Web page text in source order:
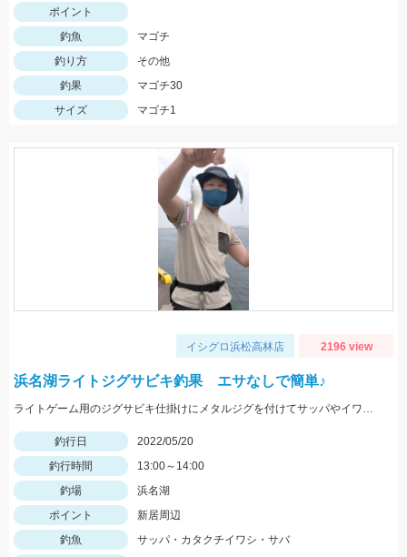
ポイント
釣魚
マゴチ
釣り方
その他
釣果
マゴチ30
サイズ
マゴチ1
イシグロ浜松高林店 2196 view
浜名湖ライトジグサビキ釣果 エサなしで簡単♪
ライトゲーム用のジグサビキ仕掛けにメタルジグを付けてサッパやイワシ、コサバなどがお手軽に狙えますよ♪
釣行日
2022/05/20
釣行時間
13:00～14:00
釣場
浜名湖
ポイント
新居周辺
釣魚
サッパ・カタクチイワシ・サバ